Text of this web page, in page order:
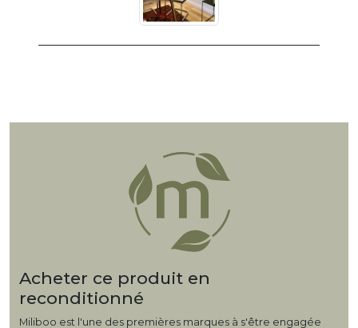
Acheter ce produit en
reconditionné
Miliboo est l'une des premières marques à s'être engagée